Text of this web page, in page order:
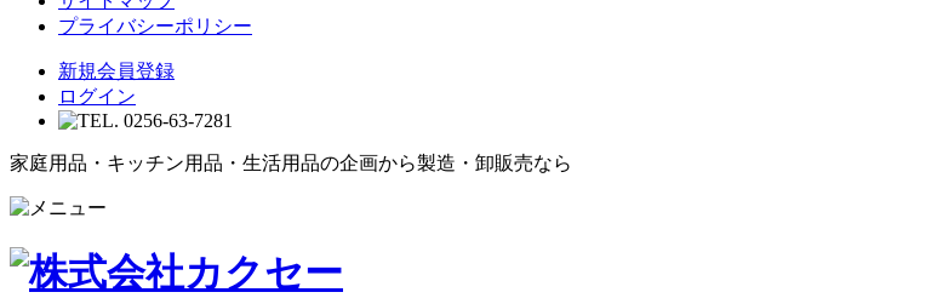
プライバシーポリシー
新規会員登録
ログイン
家庭用品・キッチン用品・生活用品の企画から製造・卸販売なら